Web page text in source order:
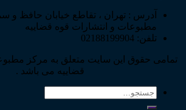
آدرس : تهران ، تقاطع خیابان حافظ و
مطبوعات و انتشارات قوه قضاییه
تلفن: 02188199904
تمامی حقوق این سایت متعلق به مرکز
قضاییه می باشد .
جستجو